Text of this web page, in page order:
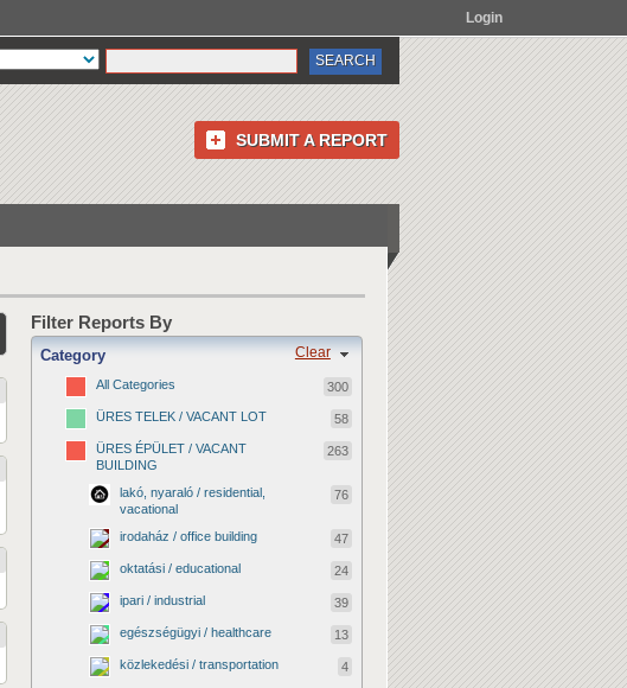
Login
SUBMIT A REPORT
Filter Reports By
Clear
Category
All Categories 300
ÜRES TELEK / VACANT LOT 58
ÜRES ÉPÜLET / VACANT
BUILDING
263
lakó, nyaraló / residential,
vacational
76
irodaház / office building 47
oktatási / educational 24
ipari / industrial 39
egészségügyi / healthcare 13
közlekedési / transportation 4